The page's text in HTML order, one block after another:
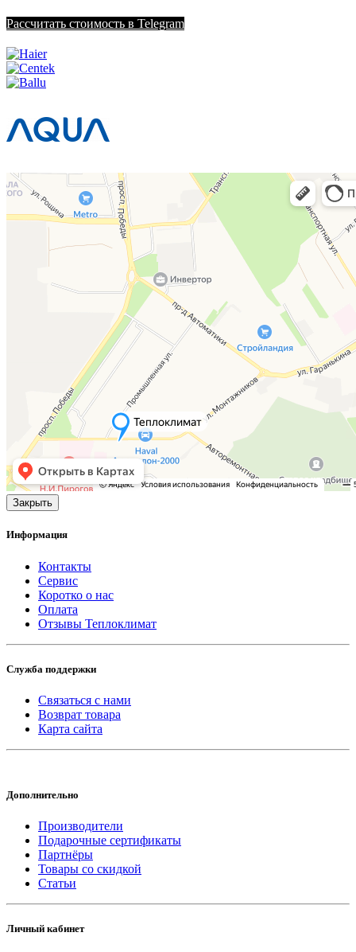
Рассчитать стоимость в Telegram
Закрыть
Информация
Контакты
Сервис
Коротко о нас
Оплата
Отзывы Теплоклимат
Служба поддержки
Связаться с нами
Возврат товара
Карта сайта
Дополнительно
Производители
Подарочные сертификаты
Партнёры
Товары со скидкой
Статьи
Личный кабинет